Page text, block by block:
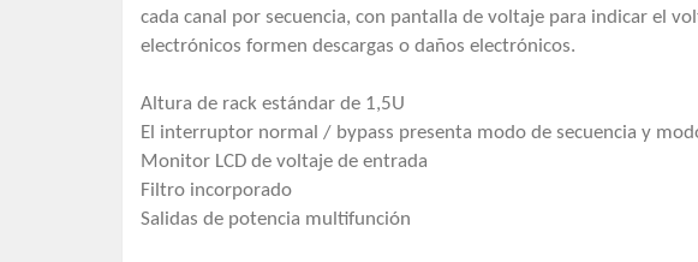
cada canal por secuencia, con pantalla de voltaje para indicar el
electrónicos formen descargas o daños electrónicos.
Altura de rack estándar de 1,5U
El interruptor normal / bypass presenta modo de secuencia y
Monitor LCD de voltaje de entrada
Filtro incorporado
Salidas de potencia multifunción